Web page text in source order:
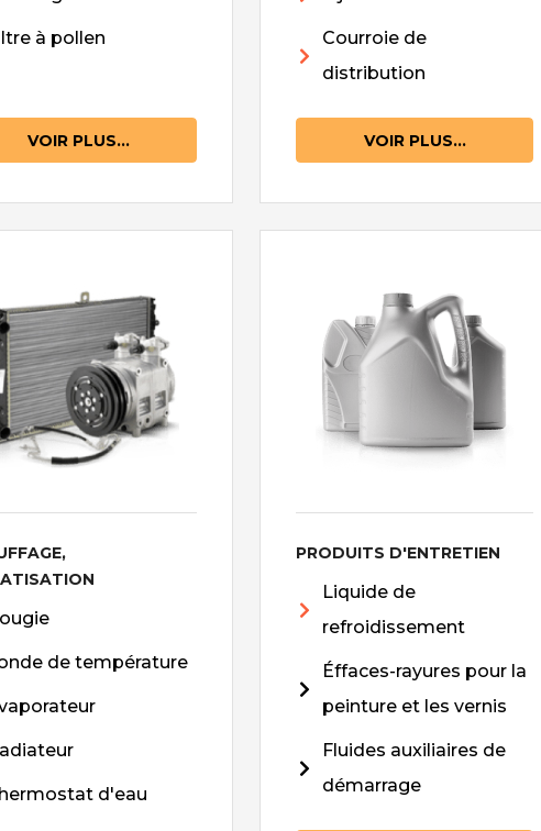
à pollen
VOIR PLUS...
Courroie de
distribution
VOIR PLUS...
de température
d'eau
PRODUITS D'ENTRETIEN
Liquide de
refroidissement
Éffaces-rayures pour la
peinture et les vernis
Fluides auxiliaires de
démarrage